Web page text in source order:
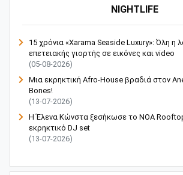
NIGHTLIFE
15 χρόνια «Xarama Seaside Luxury»: Όλη η
επετειακής γιορτής σε εικόνες και video
(05-08-2026)
Μια εκρηκτική Afro-House βραδιά στον
Bones!
(13-07-2026)
Η Έλενα Κώνστα ξεσήκωσε το NOA
εκρηκτικό DJ set
(13-07-2026)